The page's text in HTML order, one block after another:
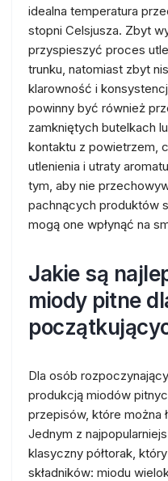
idealna temperatura
stopni Celsjusza. Zbyt
przyspieszyć proces
trunku, natomiast zbyt
klarowność i
powinny być również
zamkniętych butelkach
kontaktu z powietrzem,
utlenienia i utraty
tym, aby nie
pachnących produktów
mogą one wpłynąć na
Jakie są
miody pitne
Dla osób
produkcją miodów
przepisów, które można
Jednym z
klasyczny półtorak,
składników: miodu